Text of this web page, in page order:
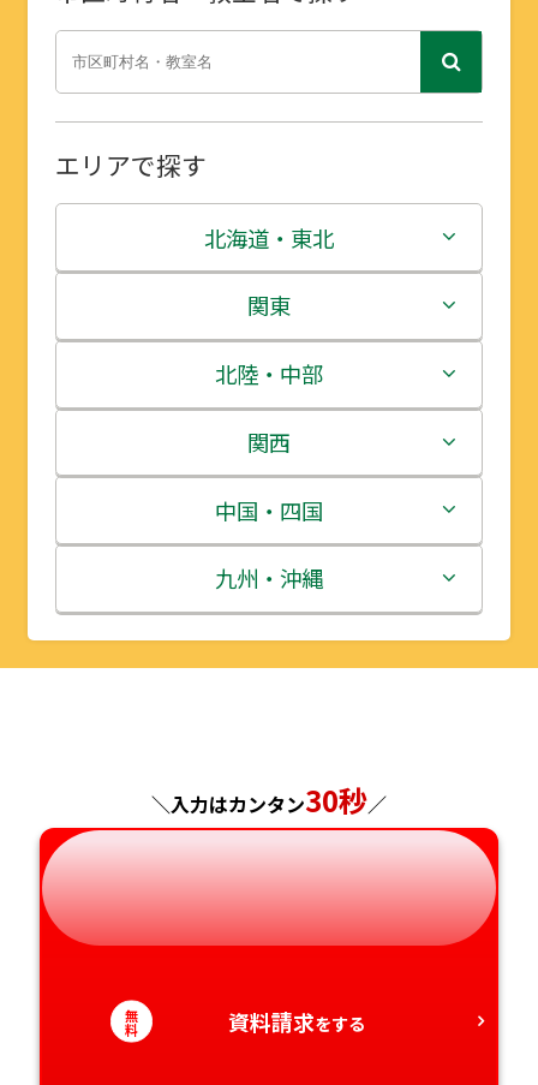
エリアで探す
北海道・東北
北海道
青森県
岩手県
宮城県
秋田県
山形県
関東
茨城県
栃木県
群馬県
埼玉県
千葉県
北陸・中部
新潟県
富山県
石川県
福井県
岐阜県
静岡県
関西
三重県
滋賀県
京都府
和歌山県
中国・四国
鳥取県
島根県
徳島県
愛媛県
九州・沖縄
福岡県
大分県
＼入力はカンタン30秒／
無
料 資料請求をする